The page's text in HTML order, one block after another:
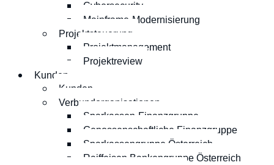
Cybersecurity
Mainframe-Modernisierung
Projektsteuerung
Projektmanagement
Projektreview
Kunden
Kunden
Verbundorganisationen
Sparkassen-Finanzgruppe
Genossenschaftliche Finanzgruppe
Sparkassengruppe Österreich
Raiffeisen Bankengruppe Österreich